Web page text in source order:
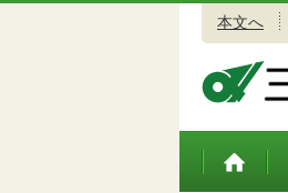
本文へ